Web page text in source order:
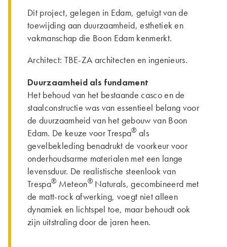
Dit project, gelegen in Edam, getuigt van de
toewijding aan duurzaamheid, esthetiek en
vakmanschap die Boon Edam kenmerkt.
Architect: TBE-ZA architecten en ingenieurs.
Duurzaamheid als fundament
Het behoud van het bestaande casco en de
staalconstructie was van essentieel belang voor
de duurzaamheid van het gebouw van Boon
Edam. De keuze voor Trespa® als
gevelbekleding benadrukt de voorkeur voor
onderhoudsarme materialen met een lange
levensduur. De realistische steenlook van
Trespa® Meteon®Naturals, gecombineerd met
de matt-rock afwerking, voegt niet alleen
dynamiek en lichtspel toe, maar behoudt ook
zijn uitstraling door de jaren heen.